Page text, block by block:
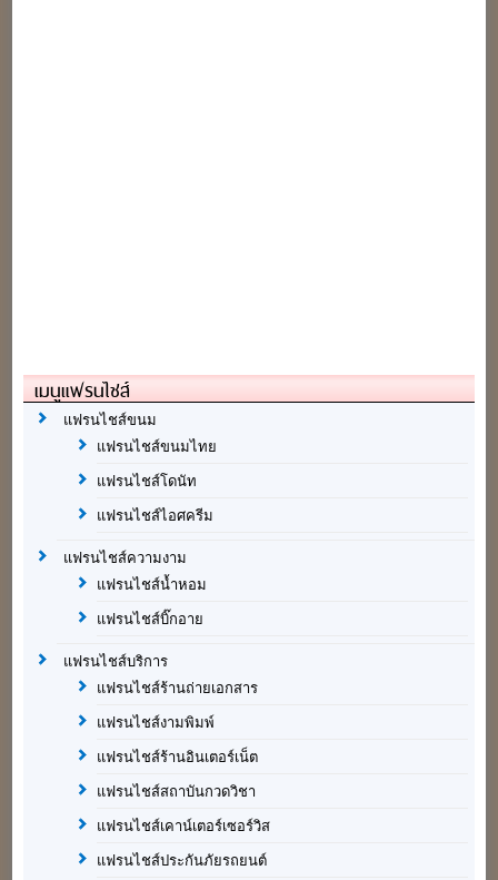
เมนูแฟรนไชส์
แฟรนไชส์ขนม
แฟรนไชส์ขนมไทย
แฟรนไชส์โดนัท
แฟรนไชส์ไอศครีม
แฟรนไชส์ความงาม
แฟรนไชส์น้ำหอม
แฟรนไชส์บิ๊กอาย
แฟรนไชส์บริการ
แฟรนไชส์ร้านถ่ายเอกสาร
แฟรนไชส์งามพิมพ์
แฟรนไชส์ร้านอินเตอร์เน็ต
แฟรนไชส์สถาบันกวดวิชา
แฟรนไชส์เคาน์เตอร์เซอร์วิส
แฟรนไชส์ประกันภัยรถยนต์